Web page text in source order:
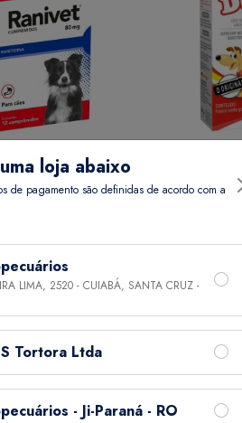
80 MG COMP 12
Ver
loja abaixo
de pagamento são definidas de acordo com a
LIMA, 2520 - CUIABÁ, SANTA CRUZ -
Tortora Ltda
- Ji-Paraná - RO